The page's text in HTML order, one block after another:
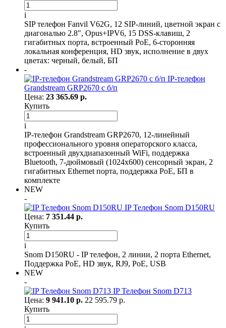
i
SIP телефон Fanvil V62G, 12 SIP-линий, цветной экран с
диагональю 2.8", Opus+IPV6, 15 DSS-клавиш, 2
гигабитных порта, встроенный PoE, 6-сторонняя
локальная конференция, HD звук, исполнение в двух
цветах: черный, белый, БП
-
IP-телефон
Grandstream GRP2670 с б/п
Цена: 23 365.69 р.
Купить
i
IP-телефон Grandstream GRP2670, 12-линейный
профессионального уровня операторского класса,
встроенный двухдиапазонный WiFi, поддержка
Bluetooth, 7-дюймовый (1024x600) сенсорный экран, 2
гигабитных Ethernet порта, поддержка PoE, БП в
комплекте
NEW
-
IP Телефон Snom D150RU
Цена: 7 351.44 р.
Купить
i
Snom D150RU - IP телефон, 2 линии, 2 порта Ethernet,
Поддержка PoE, HD звук, RJ9, PoE, USB
NEW
-
IP Телефон Snom D713
Цена: 9 941.10 р. 22 595.79 р.
Купить